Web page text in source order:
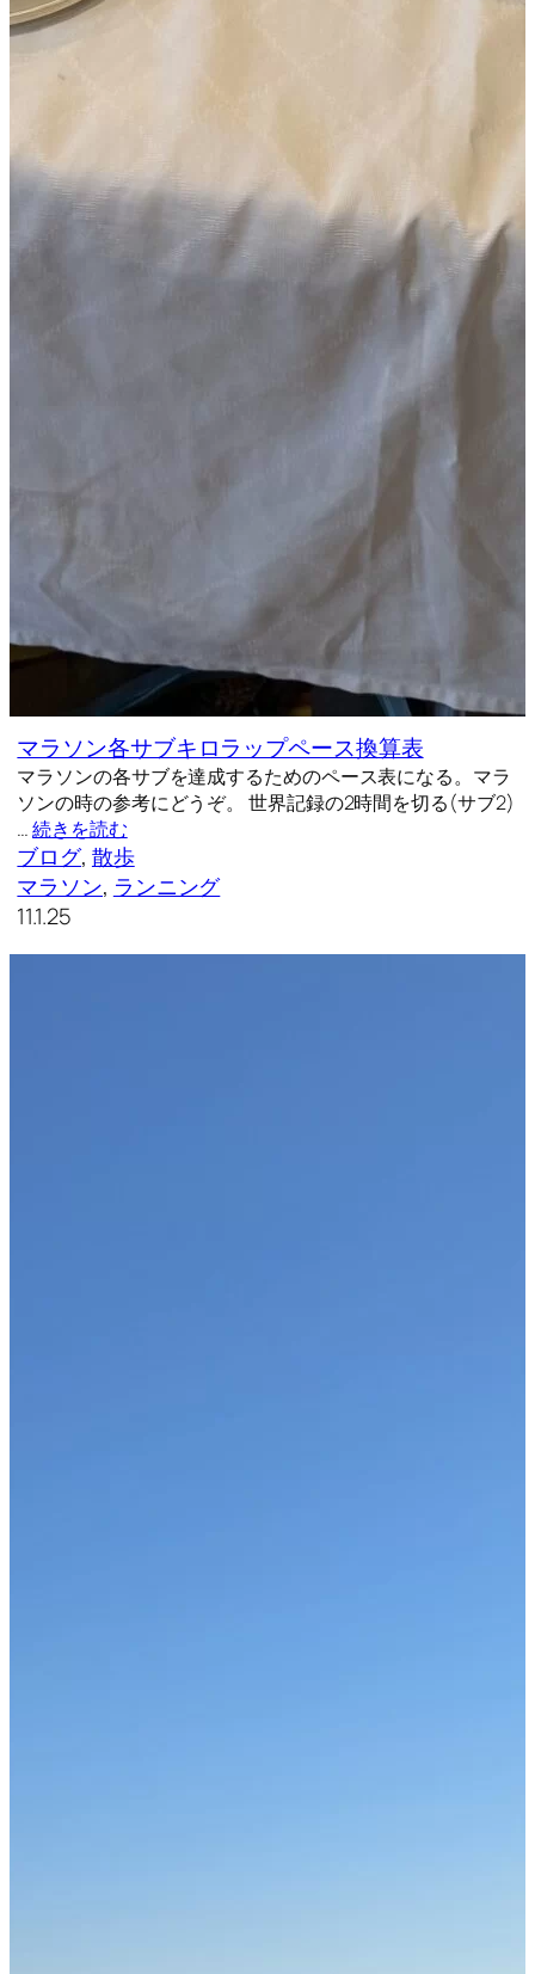
マラソン各サブキロラップペース換算表
マラソンの各サブを達成するためのペース表になる。マラ
ソンの時の参考にどうぞ。 世界記録の2時間を切る(サブ2)
…続きを読む
ブログ, 散歩
マラソン, ランニング
11.1.25